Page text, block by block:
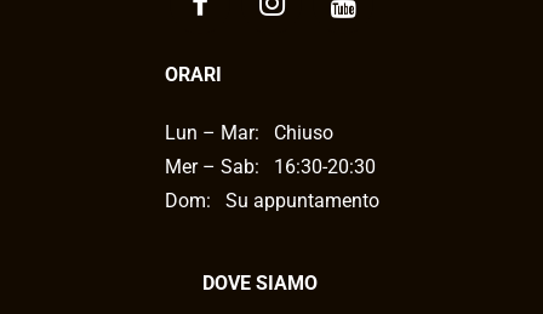
ORARI
Lun – Mar:
Chiuso
Mer – Sab:
16:30-20:30
Dom: Su appuntamento
DOVE SIAMO